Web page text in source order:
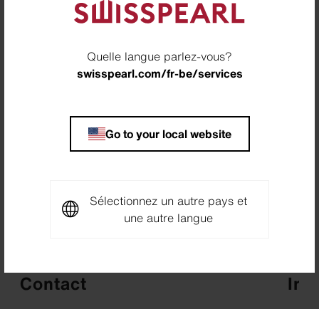
Quelle langue parlez-vous?
swisspearl.com/fr-be/services
Go to your local website
Sélectionnez un autre pays et
une autre langue
Contact